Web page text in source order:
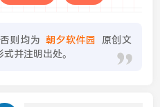
则均为 朝夕软件园
原创文
并注明出处。